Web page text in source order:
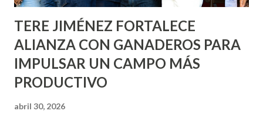
TERE JIMÉNEZ FORTALECE
ALIANZA CON GANADEROS PARA
IMPULSAR UN CAMPO MÁS
PRODUCTIVO
abril 30, 2026